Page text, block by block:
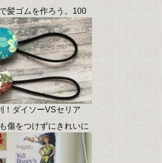
髪ゴムを作ろう。100
！ダイソーVSセリア
傷をつけずにきれいに